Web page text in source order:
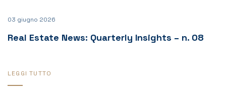
03 giugno 2026
Real Estate News: Quarterly Insights – n. 08
LEGGI TUTTO